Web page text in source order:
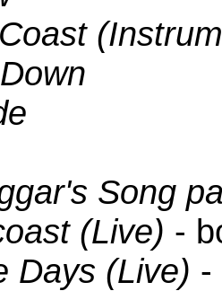
Song
(Live) -
Days (Live) -